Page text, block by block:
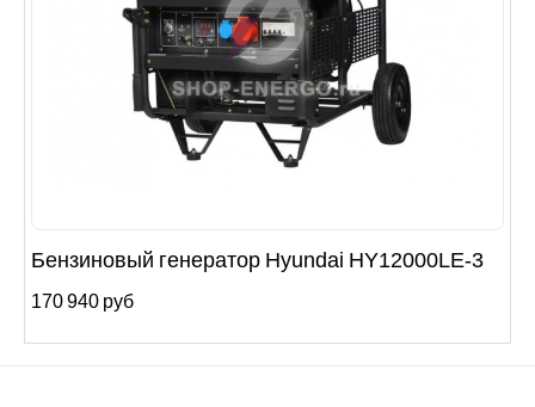
Бензиновый генератор Hyundai HY12000LE-3
170 940 руб